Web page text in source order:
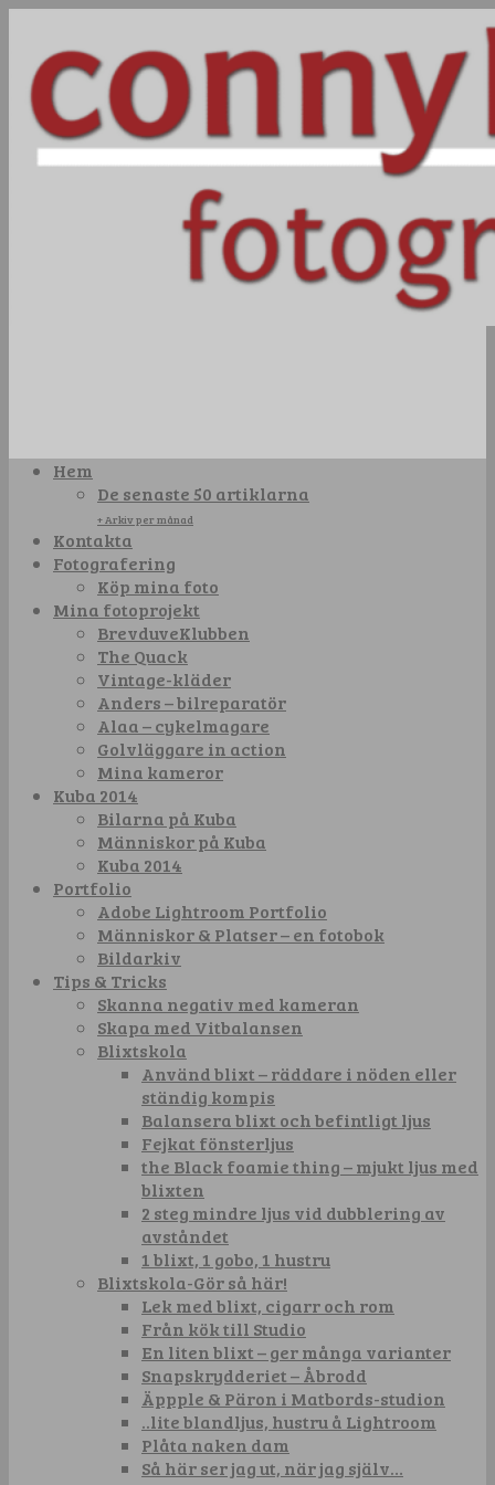
Hem
De senaste 50 artiklarna
+ Arkiv per månad
Kontakta
Fotografering
Köp mina foto
Mina fotoprojekt
BrevduveKlubben
The Quack
Vintage-kläder
Anders – bilreparatör
Alaa – cykelmagare
Golvläggare in action
Mina kameror
Kuba 2014
Bilarna på Kuba
Människor på Kuba
Kuba 2014
Portfolio
Adobe Lightroom Portfolio
Människor & Platser – en fotobok
Bildarkiv
Tips & Tricks
Skanna negativ med kameran
Skapa med Vitbalansen
Blixtskola
Använd blixt – räddare i nöden eller
ständig kompis
Balansera blixt och befintligt ljus
Fejkat fönsterljus
the Black foamie thing – mjukt ljus med
blixten
2 steg mindre ljus vid dubblering av
avståndet
1 blixt, 1 gobo, 1 hustru
Blixtskola-Gör så här!
Lek med blixt, cigarr och rom
Från kök till Studio
En liten blixt – ger många varianter
Snapskrydderiet – Åbrodd
Äppple & Päron i Matbords-studion
..lite blandljus, hustru å Lightroom
Plåta naken dam
Så här ser jag ut, när jag själv…